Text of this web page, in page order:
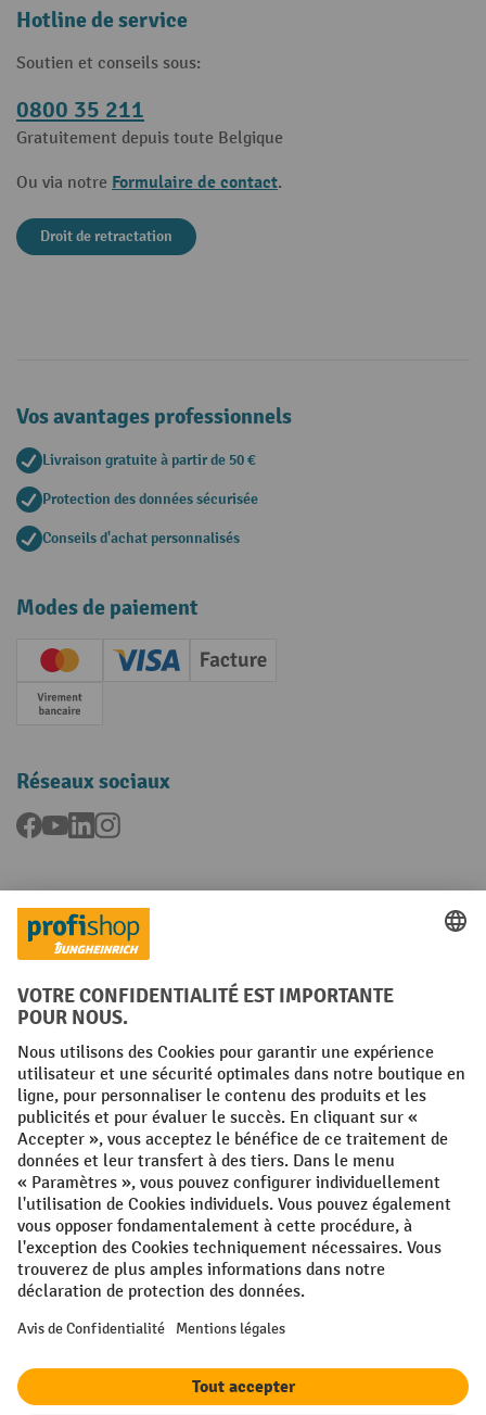
Hotline de service
Soutien et conseils sous:
0800 35 211
Gratuitement depuis toute Belgique
Ou via notre Formulaire de contact.
Droit de retractation
Vos avantages professionnels
Livraison gratuite à partir de 50 €
Protection des données sécurisée
Conseils d'achat personnalisés
Modes de paiement
Creditcard (Master)Creditcard (Visa)
Facture
Paiement anticipé
Réseaux sociaux
Facebook
YouTubeLinkedInInstagram
Langues
FR NL
Conditions générales Mentions légales
Protection des Données Politique de cookies
All prices excl. VAT plusshipping costsand possible delivery charges,
if not stated otherwise.
¹ La remise est valable jusqu'à épuisement des stocks. La remise ne
s'applique pas aux prix spéciaux. Il n'est pas possible de le combiner
avec d'autres réductions en pourcentage ou bons de réduction. | ² La
réduction sera accordée une seule fois lors de la première inscription
à la newsletter. Le code de réduction est valable pendant 10 jours et
nette minimale de 250,00 €. La réduction varie selon la catégorie de
électriques, les gerbeurs électriques, les chariots élévateurs
électriques et les outils sont exclus de cette promotion. La